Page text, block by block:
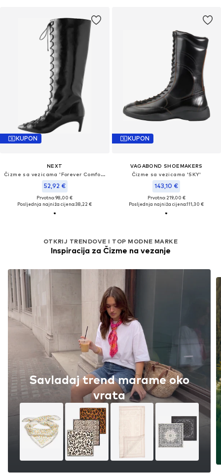
KUPON
NEXT
Čizme sa vezicama 'Forever Comfort'
52,92 €
Prvotno: 98,00 €
Posljednja najniža cijena:38,22 €
KUPON
VAGABOND SHOEMAKERS
Čizme sa vezicama 'SKY'
143,10 €
Prvotno: 219,00 €
Posljednja najniža cijena:111,30 €
OTKRIJ TRENDOVE I TOP MODNE MARKE
Inspiracija za Čizme na vezanje
Savladaj trend marame oko
vrata